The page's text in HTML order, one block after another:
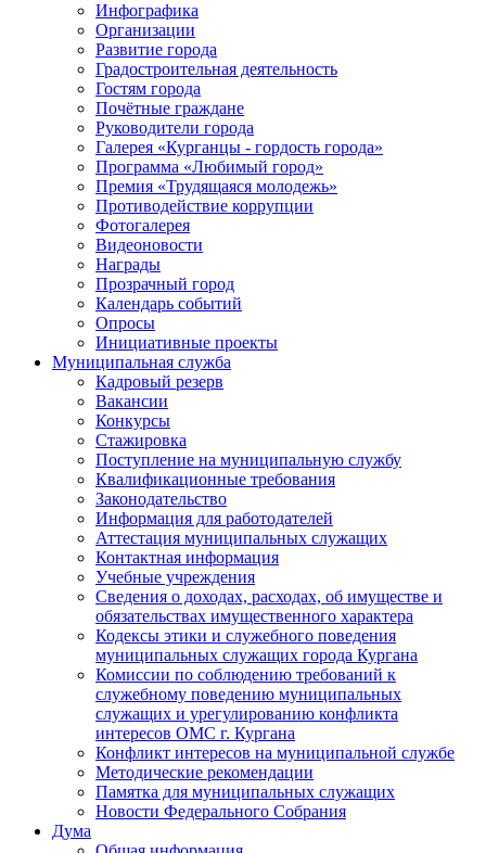
Инфографика
Организации
Развитие города
Градостроительная деятельность
Гостям города
Почётные граждане
Руководители города
Галерея «Курганцы - гордость города»
Программа «Любимый город»
Премия «Трудящаяся молодежь»
Противодействие коррупции
Фотогалерея
Видеоновости
Награды
Прозрачный город
Календарь событий
Опросы
Инициативные проекты
Муниципальная служба
Кадровый резерв
Вакансии
Конкурсы
Стажировка
Поступление на муниципальную службу
Квалификационные требования
Законодательство
Информация для работодателей
Аттестация муниципальных служащих
Контактная информация
Учебные учреждения
Сведения о доходах, расходах, об имуществе и
обязательствах имущественного характера
Кодексы этики и служебного поведения
муниципальных служащих города Кургана
Комиссии по соблюдению требований к
служебному поведению муниципальных
служащих и урегулированию конфликта
интересов ОМС г. Кургана
Конфликт интересов на муниципальной службе
Методические рекомендации
Памятка для муниципальных служащих
Новости Федерального Cобрания
Дума